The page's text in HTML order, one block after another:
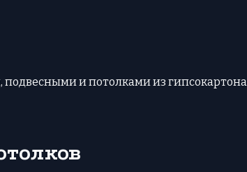
подвесными и потолками из гипсокартона